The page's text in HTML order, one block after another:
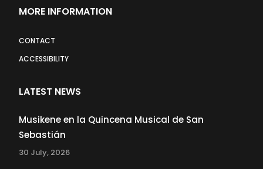
MORE INFORMATION
CONTACT
ACCESSIBILITY
LATEST NEWS
Musikene en la Quincena Musical de San
Sebastián
30 July, 2026